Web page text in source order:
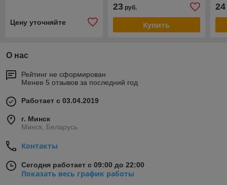
Цену уточняйте
23руб.
Купить
24
О нас
Рейтинг не сформирован
Менее 5 отзывов за последний год
Работает с 03.04.2019
г. Минск
Минск, Беларусь
Контакты
Сегодня работает с 09:00 до 22:00
Показать весь график работы